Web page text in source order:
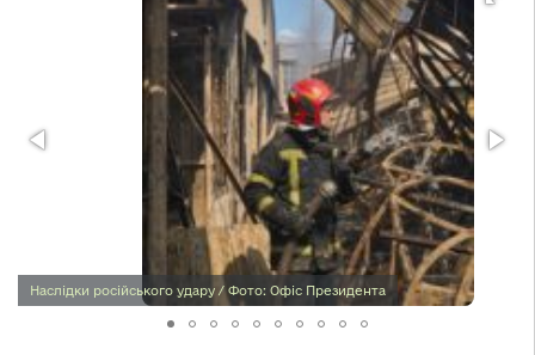
Наслідки російського удару / Фото: Офіс Президента